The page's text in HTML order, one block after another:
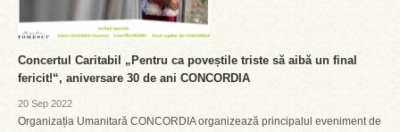
Concertul Caritabil „Pentru ca poveștile triste să aibă un final
fericit!“, aniversare 30 de ani CONCORDIA
20 Sep 2022
Organizația Umanitară CONCORDIA organizează principalul eveniment de